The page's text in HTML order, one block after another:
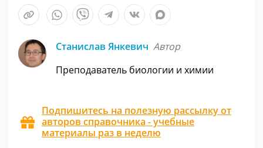
Станислав Янкевич Автор
Преподаватель биологии и химии
Подпишитесь на полезную рассылку от
авторов справочника - учебные
материалы раз в неделю